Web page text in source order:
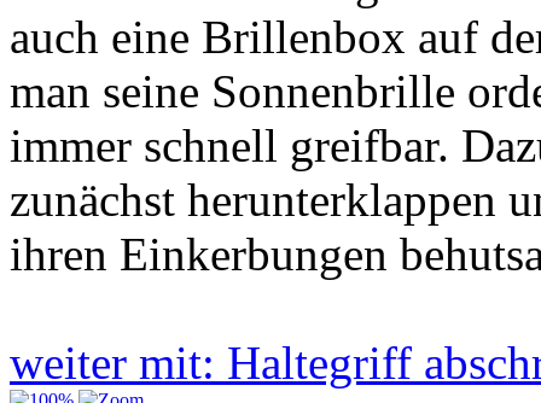
auch eine Brillenbox auf
man seine Sonnenbrille
immer schnell greifbar.
zunächst herunterklappen
ihren Einkerbungen
weiter mit: Haltegriff